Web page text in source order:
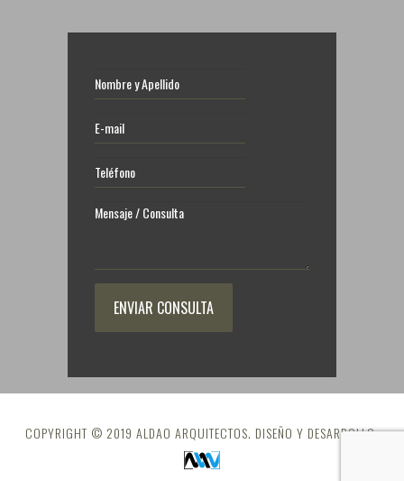
COPYRIGHT © 2019 ALDAO ARQUITECTOS. DISEÑO Y DESARROLLO: